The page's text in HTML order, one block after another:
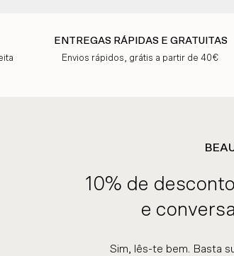
ENTREGAS RÁPIDAS E GRATUITAS
Envios rápidos, grátis a partir de 40€
10% de
e
Sim, lês-te bem. Basta